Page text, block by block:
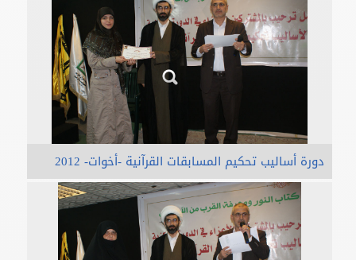
دورة أساليب تحكيم المسابقات القرآنية -أخوات- 2012